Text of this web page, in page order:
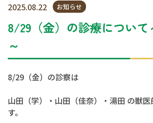
2025.08.22 お知らせ
8/29（金）の診療について
～
8/29（金）の診察は
山田（学）・山田（佳奈）・湯田 の獣
す。